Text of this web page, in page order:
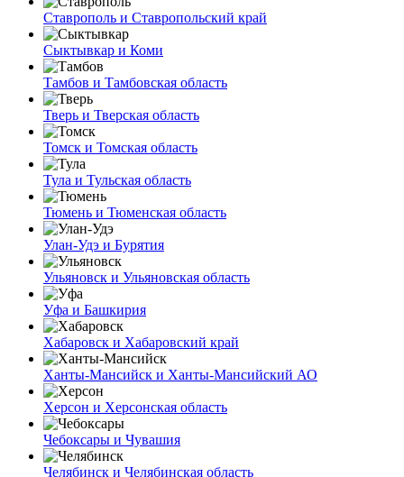
Ставрополь и Ставропольский край
Сыктывкар и Коми
Тамбов и Тамбовская область
Тверь и Тверская область
Томск и Томская область
Тула и Тульская область
Тюмень и Тюменская область
Улан-Удэ и Бурятия
Ульяновск и Ульяновская область
Уфа и Башкирия
Хабаровск и Хабаровский край
Ханты-Мансийск и Ханты-Мансийский АО
Херсон и Херсонская область
Чебоксары и Чувашия
Челябинск и Челябинская область